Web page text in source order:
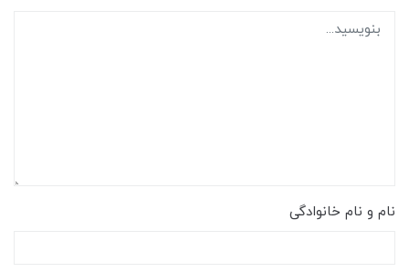
نام و نام خانوادگی